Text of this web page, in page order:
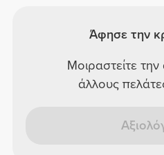
Άφησε την
Μοιραστείτε
άλλους